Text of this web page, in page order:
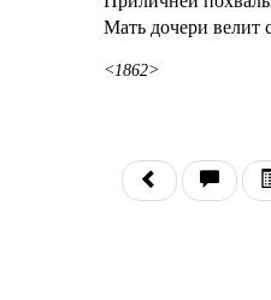
Мать дочери велит
<1862>